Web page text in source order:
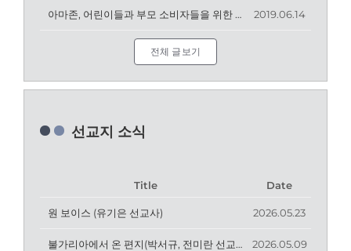
아마존, 어린이들과 부모 소비자들을 위한 새로운 기능 선보여 2019.06.14
전체 글보기
선교지 소식
Title Date
원 보이스 (유기은 선교사) 2026.05.23
불가리아에서 온 편지(박서규, 전미란 선교사) 2026.05.09